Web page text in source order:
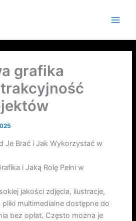
grafika
Je Brać i Jak Wykorzystać w
i Jaką Rolę Pełni w
jakości zdjęcia, ilustracje,
multimedialne dostępne do
bez opłat. Często można je